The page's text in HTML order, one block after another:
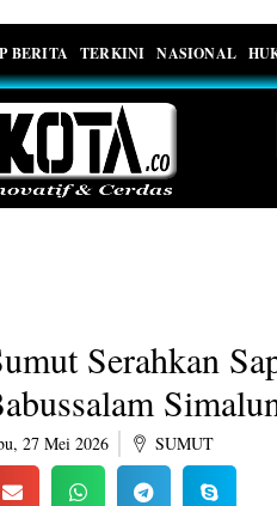
BERITA TERKINI NASIONAL
Serahkan
27 Mei 2026 SUMUT